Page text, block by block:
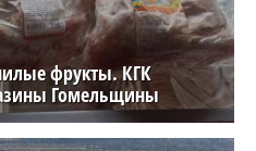
фрукты. КГК
Гомельщины